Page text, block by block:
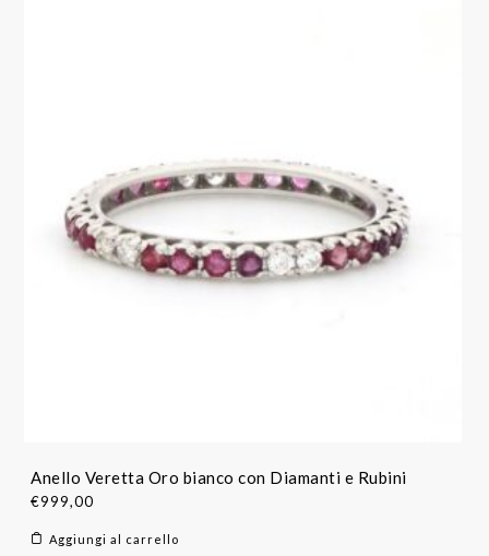
Anello Veretta Oro bianco con Diamanti e Rubini
€999,00
Aggiungi al carrello